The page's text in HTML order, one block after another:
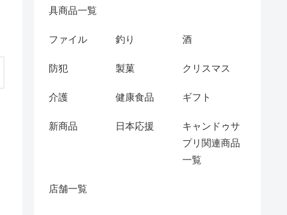
具商品一覧
ファイル 釣り 酒
防犯 製菓 クリスマス
介護 健康食品 ギフト
新商品 日本応援
キャンドゥサ
プリ関連商品
一覧
店舗一覧